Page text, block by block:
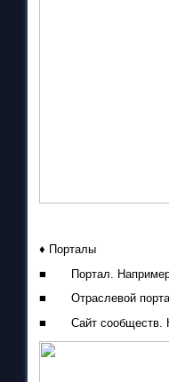
♦ Порталы
■ Портал.
■ Отраслевой
■ Сайт сообществ.